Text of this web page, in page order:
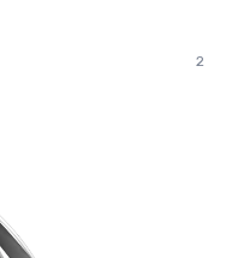
2